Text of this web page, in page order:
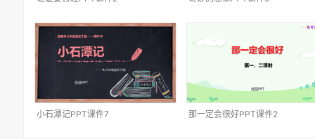
小石潭记PPT课件7 那一定会很好PPT课件2